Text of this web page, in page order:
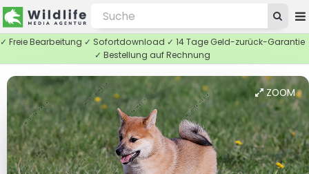
✓ Freie Bearbeitung ✓ Sofortdownload ✓ 14 Tage Geld-zurück-Garantie
✓ Bestellung auf Rechnung
ZOOM